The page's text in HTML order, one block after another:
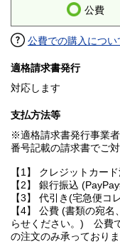
公費
公費での購入につい
適格請求書発行
対応します
支払方法等
※適格請求書発行事業者
番号記載の請求書でご
【1】 クレジットカー
【2】 銀行振込
【3】 代引き(宅急便
【4】 公費 (書類の宛
らせください。) 公費
の注文のみ承っておりま